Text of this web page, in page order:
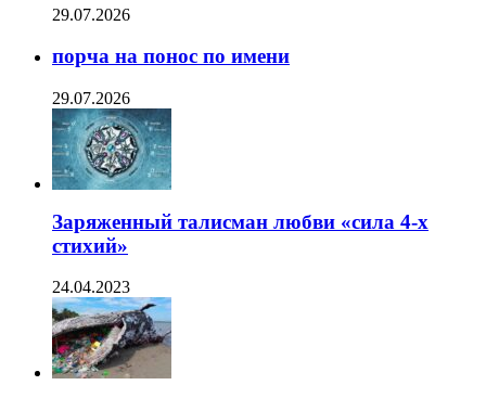
29.07.2026
порча на понос по имени
29.07.2026
Заряженный талисман любви «сила 4-х
стихий»
24.04.2023